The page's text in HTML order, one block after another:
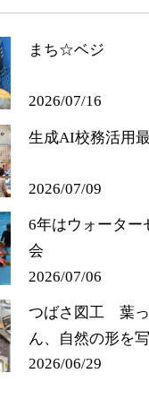
まち☆ベジ
2026/07/16
生成AI校務活用
2026/07/09
6年はウォーター
会
2026/07/06
つばさ図工 葉
ん、自然の形を
2026/06/29